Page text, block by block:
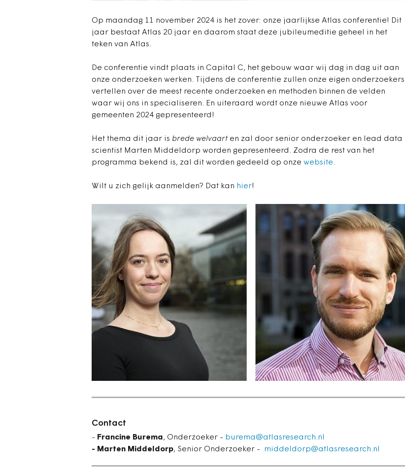
Op maandag 11 november 2024 is het zover: onze jaarlijkse Atlas conferentie! Dit
jaar bestaat Atlas 20 jaar en daarom staat deze jubileumeditie geheel in het
teken van Atlas.
De conferentie vindt plaats in Capital C, het gebouw waar wij dag in dag uit aan
onze onderzoeken werken. Tijdens de conferentie zullen onze eigen onderzoekers
vertellen over de meest recente onderzoeken en methoden binnen de velden
waar wij ons in specialiseren. En uiteraard wordt onze nieuwe Atlas voor
gemeenten 2024 gepresenteerd!
Het thema dit jaar is brede welvaart en zal door senior onderzoeker en lead data
scientist Marten Middeldorp worden gepresenteerd. Zodra de rest van het
programma bekend is, zal dit worden gedeeld op onze website.
Wilt u zich gelijk aanmelden? Dat kan hier!
Contact
- Francine Burema, Onderzoeker - burema@atlasresearch.nl
- Marten Middeldorp, Senior Onderzoeker - middeldorp@atlasresearch.nl